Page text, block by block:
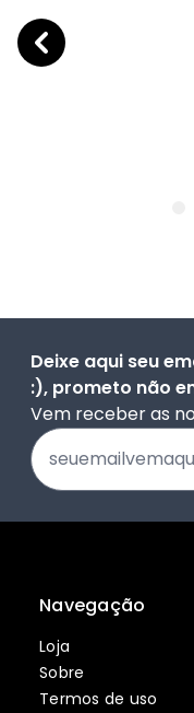
Deixe aqui seu
:), prometo não
Vem receber as
Navegação
Loja
Sobre
Termos de uso